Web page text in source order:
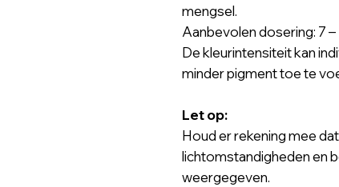
mengsel.
Aanbevolen dosering: 7
De kleurintensiteit kan
minder pigment toe te
Let op:
Houd er rekening mee
lichtomstandigheden en
weergegeven.